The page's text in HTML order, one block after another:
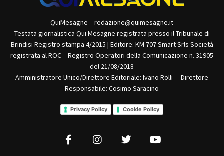
QuiMesagne – redazione@quimesagne.it
Testata giornalistica Qui Mesagne registrata presso il Tribunale di
Brindisi Registro stampa 4/2015 | Editore: KM 707 Smart Srls Società
registrata al ROC – Registro Operatori della Comunicazione n. 31905
del 21/08/2018
Amministratore Unico/Direttore Editoriale: Ivano Rolli – Direttore
Responsabile: Cosimo Saracino
Privacy Policy Cookie Policy